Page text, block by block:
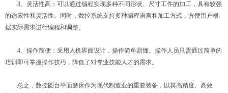
3、灵活性高：可以通过编程实现多种不同形状、尺寸工件的加工，具有较强
的适应性和灵活性。同时，数控系统支持多种编程语言和加工方式，方便用户根
据实际需求进行编程和调整。
4、操作简便：采用人机界面设计，操作简单易懂。操作人员只需通过简单的
培训即可掌握操作技巧，降低了对专业技能人才的需求。
总之，数控圆台平面磨床作为现代制造业的重要装备，以其高精度、高效